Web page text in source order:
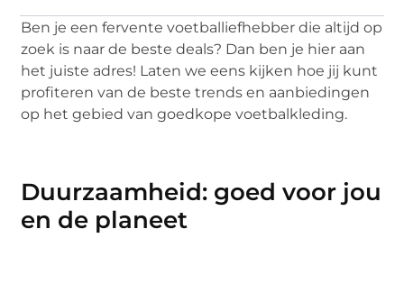
Ben je een fervente voetballiefhebber die altijd op
zoek is naar de beste deals? Dan ben je hier aan
het juiste adres! Laten we eens kijken hoe jij kunt
profiteren van de beste trends en aanbiedingen
op het gebied van goedkope voetbalkleding.
Duurzaamheid: goed voor jou
en de planeet